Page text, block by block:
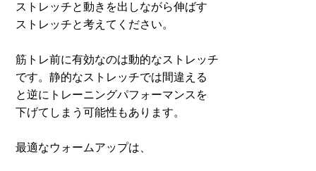
ストレッチと動きを出しながら伸ばす
ストレッチと考えてください。
筋トレ前に有効なのは動的なストレッチ
です。静的なストレッチでは間違える
と逆にトレーニングパフォーマンスを
下げてしまう可能性もあります。
最適なウォームアップは、